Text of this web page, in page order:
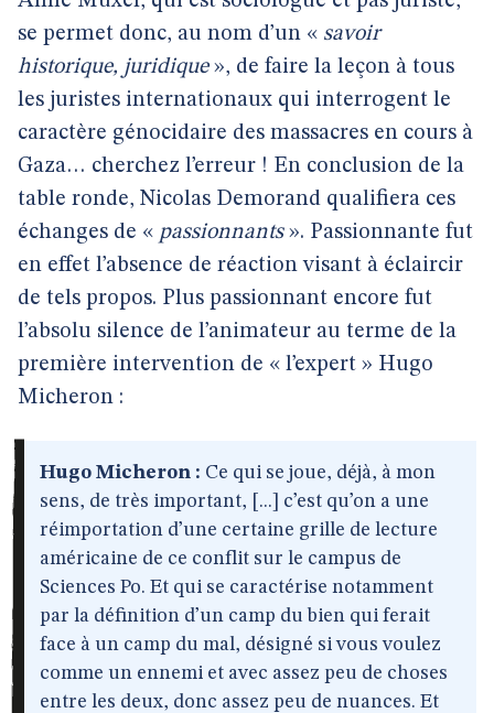
se permet donc, au nom d’un « savoir
historique, juridique», de faire la leçon à tous
les juristes internationaux qui interrogent le
caractère génocidaire des massacres en cours à
Gaza… cherchez l’erreur ! En conclusion de la
table ronde, Nicolas Demorand qualifiera ces
échanges de « passionnants». Passionnante fut
en effet l’absence de réaction visant à éclaircir
de tels propos. Plus passionnant encore fut
l’absolu silence de l’animateur au terme de la
première intervention de « l’expert » Hugo
Micheron :
Hugo Micheron : Ce qui se joue, déjà, à mon
sens, de très important, [...] c’est qu’on a une
réimportation d’une certaine grille de lecture
américaine de ce conflit sur le campus de
Sciences Po. Et qui se caractérise notamment
par la définition d’un camp du bien qui ferait
face à un camp du mal, désigné si vous voulez
comme un ennemi et avec assez peu de choses
entre les deux, donc assez peu de nuances. Et